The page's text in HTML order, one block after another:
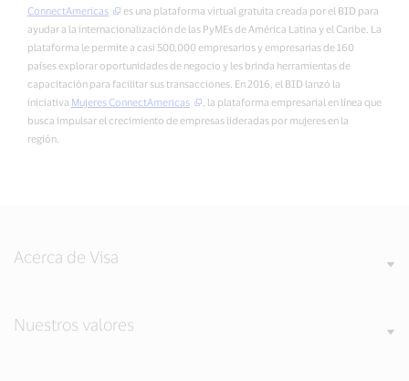
ConnectAmericas
es una plataforma virtual gratuita creada por el BID para
ayudar a la internacionalización de las PyMEs de América Latina y el Caribe. La
plataforma le permite a casi 500,000 empresarios y empresarias de 160
países explorar oportunidades de negocio y les brinda herramientas de
capacitación para facilitar sus transacciones. En 2016, el BID lanzó la
iniciativa Mujeres ConnectAmericas
, la plataforma empresarial en línea que
busca impulsar el crecimiento de empresas lideradas por mujeres en la
región.
Acerca de Visa
Nuestros valores